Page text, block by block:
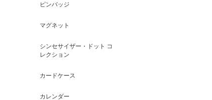
ピンバッジ
マグネット
シンセサイザー・ドット コ
レクション
カードケース
カレンダー